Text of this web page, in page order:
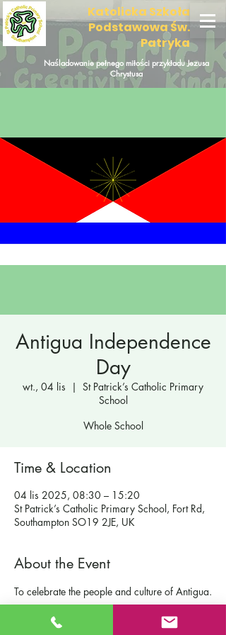
Katolicka Szkoła
Podstawowa Św.
Patryka
Naśladowanie pełnego miłości przykładu Jezusa
Chrystusa
Antigua Independence
Day
wt., 04 lis
  |
St Patrick’s Catholic Primary
School
Whole School
Time & Location
04 lis 2025, 08:30 – 15:20
St Patrick’s Catholic Primary School, Fort Rd,
Southampton SO19 2JE, UK
About the Event
To celebrate the people and culture of Antigua.